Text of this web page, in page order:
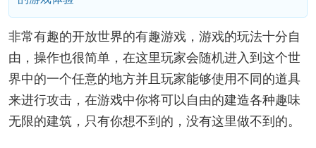
非常有趣的开放世界的有趣游戏，游戏的玩法十分自
由，操作也很简单，在这里玩家会随机进入到这个世
界中的一个任意的地方并且玩家能够使用不同的道具
来进行攻击，在游戏中你将可以自由的建造各种趣味
无限的建筑，只有你想不到的，没有这里做不到的。